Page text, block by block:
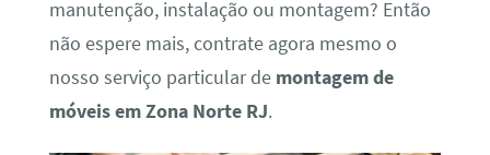
manutenção, instalação ou montagem? Então
não espere mais, contrate agora mesmo o
nosso serviço particular de montagem de
móveis em Zona Norte RJ.